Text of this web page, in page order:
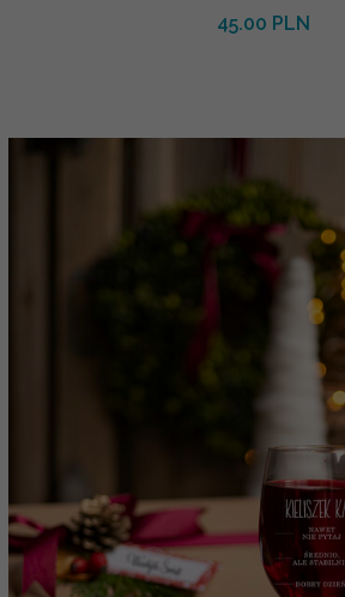
45.00 PLN